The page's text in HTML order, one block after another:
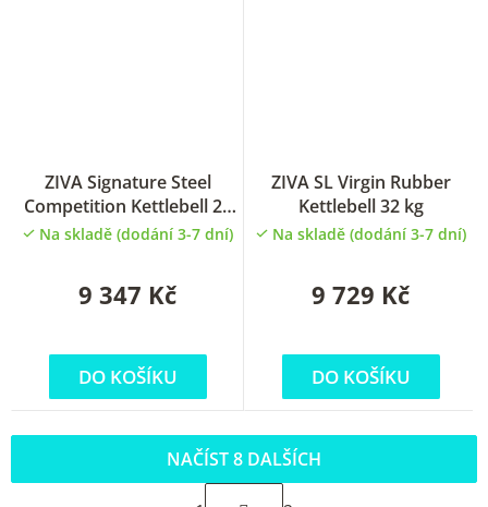
ZIVA Signature Steel
Competition Kettlebell 28
kg
Na skladě (dodání 3-7 dní)
9 347 Kč
DO KOŠÍKU
ZIVA SL Virgin Rubber
Kettlebell 32 kg
Na skladě (dodání 3-7 dní)
9 729 Kč
DO KOŠÍKU
NAČÍST 8 DALŠÍCH
S